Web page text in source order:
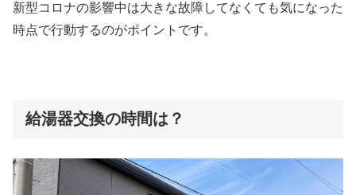
新型コロナの影響中は大きな故障してなくても気になった
時点で行動するのがポイントです。
給湯器交換の時間は？